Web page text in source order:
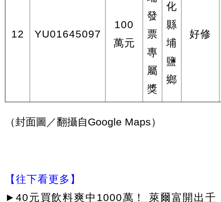
12 YU01645097
100
萬元
發
票
專
屬
獎
化
縣
埔
鹽
鄉
好修
（封面圖／翻攝自Google Maps）
【往下看更多】
► 40元買飲料爽中1000萬！ 萊爾富開出千